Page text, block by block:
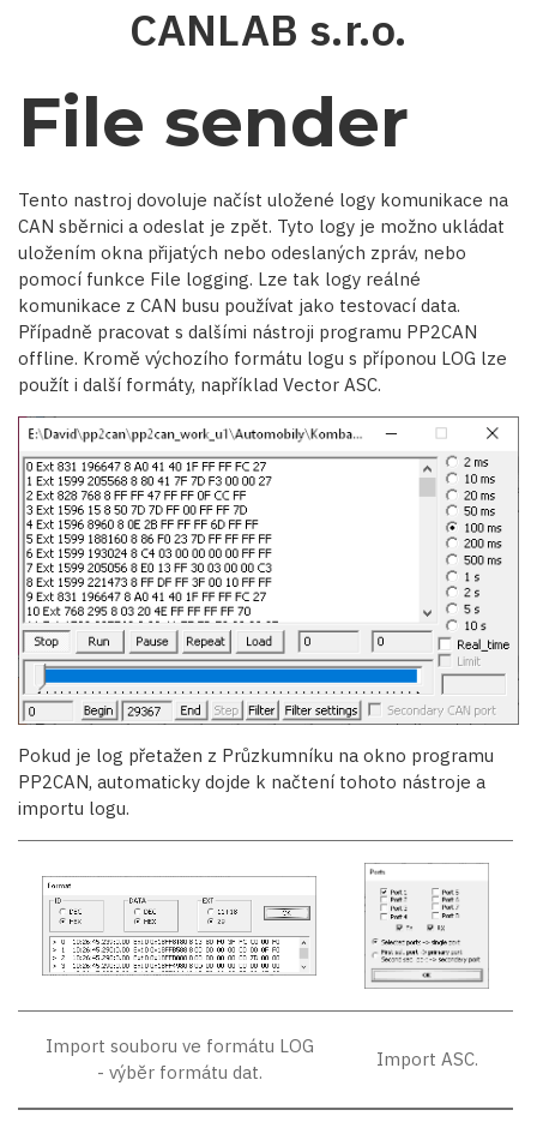
CANLAB s.r.o.
File sender
Tento nastroj dovoluje načíst uložené logy komunikace na
CAN sběrnici a odeslat je zpět. Tyto logy je možno ukládat
uložením okna přijatých nebo odeslaných zpráv, nebo
pomocí funkce File logging. Lze tak logy reálné
komunikace z CAN busu používat jako testovací data.
Případně pracovat s dalšími nástroji programu PP2CAN
offline. Kromě výchozího formátu logu s příponou LOG lze
použít i další formáty, například Vector ASC.
Pokud je log přetažen z Průzkumníku na okno programu
PP2CAN, automaticky dojde k načtení tohoto nástroje a
importu logu.
Import souboru ve formátu LOG
- výběr formátu dat.
Import ASC.